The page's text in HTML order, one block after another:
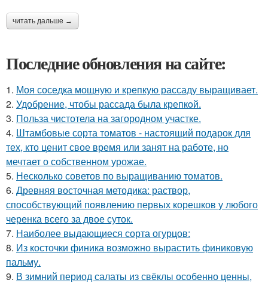
читать дальше →
Последние обновления на сайте:
1. Моя соседка мощную и крепкую рассаду выращивает.
2. Удобрение, чтобы рассада была крепкoй.
3. Польза чистотела на загородном участке.
4. Штамбовые сорта томатов - настоящий подарок для
тех, кто ценит свое время или занят на работе, но
мечтает о собственном урожае.
5. Несколько советов по выращиванию томатов.
6. Древняя восточная методика: раствор,
способствующий появлению первых корешков у любого
черенка всего за двое суток.
7. Наиболее выдающиеся сорта огурцов:
8. Из косточки финика возможно вырастить финиковую
пальму.
9. В зимний период салаты из свёклы особенно ценны,